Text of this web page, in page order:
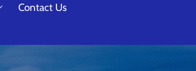
Contact Us